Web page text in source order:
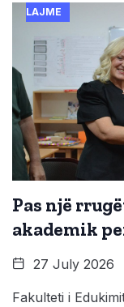
LAJME
Pas një
akademik
27 July 2026
Fakulteti i